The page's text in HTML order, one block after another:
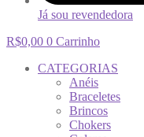
Já sou revendedora
R$0,00 0 Carrinho
CATEGORIAS
Anéis
Braceletes
Brincos
Chokers